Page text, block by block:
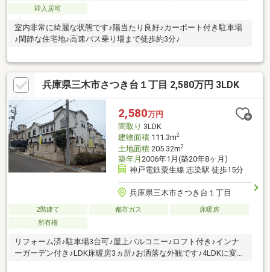
即入居可
室内非常に綺麗な状態です♪陽当たり良好♪カーポート付き駐車場
♪閑静な住宅地♪高速バス乗り場まで徒歩約3分♪
兵庫県三木市さつき台１丁目 2,580万円 3LDK
2,580万円
間取り 3LDK
建物面積111.3m2
土地面積205.32m2
築年月 2006年1月(築20年8ヶ月)
神戸電鉄粟生線 志染駅 徒歩15分
兵庫県三木市さつき台１丁目
2階建て 都市ガス
床暖房
所有権
リフォーム済♪駐車場3台可♪屋上バルコニー♪ロフト付き♪インナ
ーガーデン付き♪LDK床暖房3ヵ所♪お洒落な外観です♪4LDKに変更